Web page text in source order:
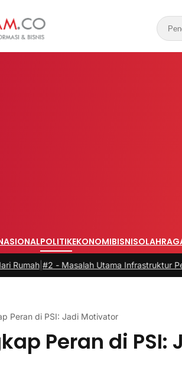
POLITIKEKONOMIBISNIS
Utama Infrastruktur Pengisian Daya
Peran di PSI: Jadi Motivator
Peran di PSI: